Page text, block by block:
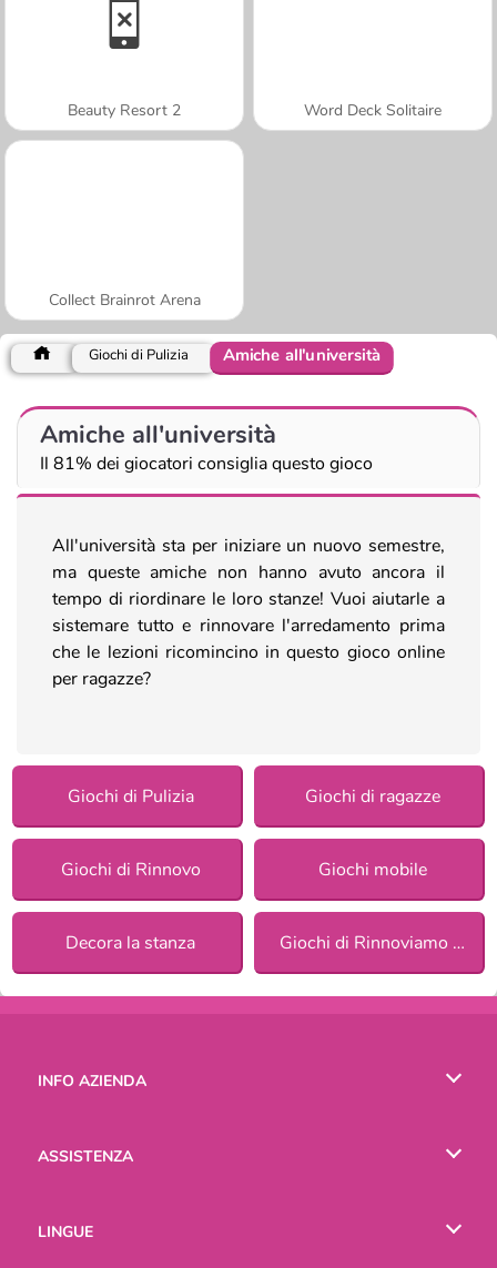
Beauty Resort 2 Word Deck Solitaire
Collect Brainrot Arena
Giochi di Pulizia Amiche all'università
Amiche all'università
Il 81% dei giocatori consiglia questo gioco
All'università sta per iniziare un nuovo semestre,
ma queste amiche non hanno avuto ancora il
tempo di riordinare le loro stanze! Vuoi aiutarle a
sistemare tutto e rinnovare l'arredamento prima
che le lezioni ricomincino in questo gioco online
per ragazze?
Giochi di Pulizia Giochi di ragazze
Giochi di Rinnovo Giochi mobile
Decora la stanza Giochi di Rinnoviamo la camera per ragazze
INFO AZIENDA
ASSISTENZA
LINGUE